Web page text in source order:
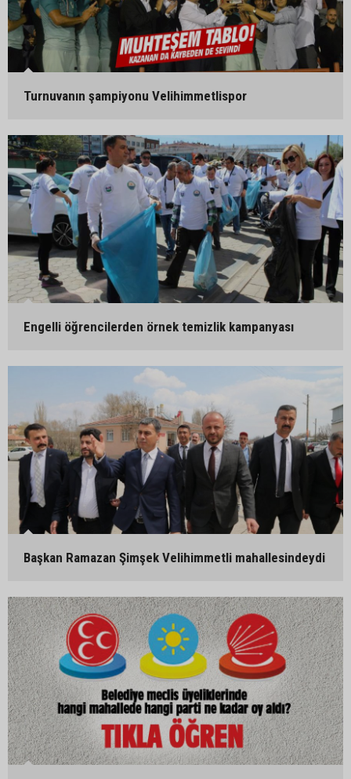
Turnuvanın şampiyonu Velihimmetlispor
Engelli öğrencilerden örnek temizlik kampanyası
Başkan Ramazan Şimşek Velihimmetli mahallesindeydi